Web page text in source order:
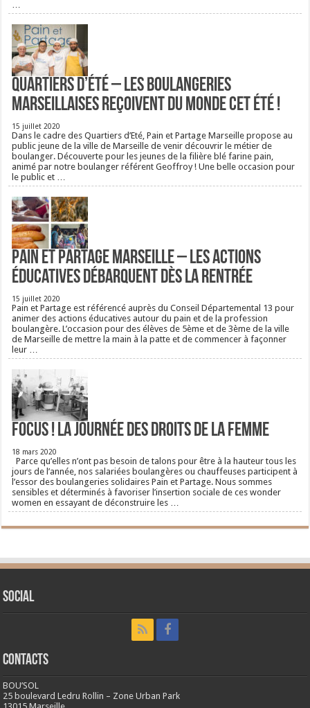
Quartiers d’été – Les boulangeries
Marseillaises reçoivent du monde cet été !
15 juillet 2020
Dans le cadre des Quartiers d’Eté, Pain et Partage Marseille propose au
public jeune de la ville de Marseille de venir découvrir le métier de
boulanger. Découverte pour les jeunes de la filière blé farine pain,
animé par notre boulanger référent Geoffroy ! Une belle occasion pour
le public et …
Pain et Partage Marseille – Les actions
éducatives débarquent dès la rentrée
15 juillet 2020
Pain et Partage est référencé auprès du Conseil Départemental 13 pour
animer des actions éducatives autour du pain et de la profession
boulangère. L’occasion pour des élèves de 5ème et de 3ème de la ville
de Marseille de mettre la main à la patte et de commencer à façonner
leur …
FOCUS ! La journée des droits de la femme
18 mars 2020
Parce qu’elles n’ont pas besoin de talons pour être à la hauteur tous les
jours de l’année, nos salariées boulangères ou chauffeuses participent à
l’essor des boulangeries solidaires Pain et Partage. Nous sommes
sensibles et déterminés à favoriser l’insertion sociale de ces wonder
women en essayant de déconstruire les …
Social
CONTACTS
BOU’SOL
25 boulevard Ledru Rollin – Zone Urban Park